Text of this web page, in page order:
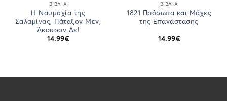
ΒΙΒΛΙΑ
Η Ναυμαχία της
Σαλαμίνας, Πάταξον Μεν,
Άκουσον Δε!
14.99€
ΒΙΒΛΙΑ
1821 Πρόσωπα και Μάχες
της Επανάστασης
14.99€